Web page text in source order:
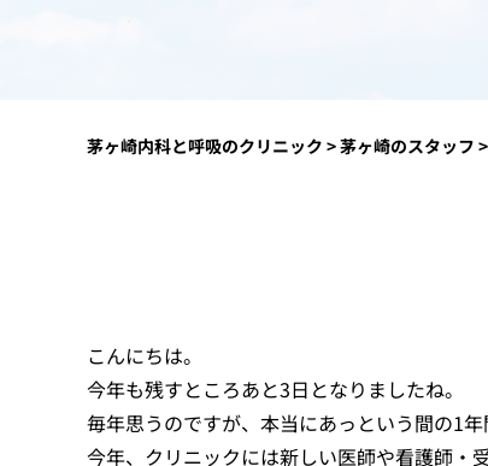
茅ヶ崎内科と呼吸のクリニック >茅ヶ崎のスタッフ >
こんにちは。
今年も残すところあと3日となりましたね。
毎年思うのですが、本当にあっという間の1年
今年、クリニックには新しい医師や看護師・